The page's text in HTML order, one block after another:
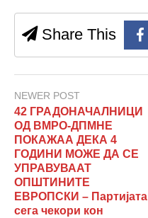
Share This
NEWER POST
42 ГРАДОНАЧАЛНИЦИ
ОД ВМРО-ДПМНЕ
ПОКАЖАА ДЕКА 4
ГОДИНИ МОЖЕ ДА СЕ
УПРАВУВААТ
ОПШТИНИТЕ
ЕВРОПСКИ – Партијата
сега чекори кон